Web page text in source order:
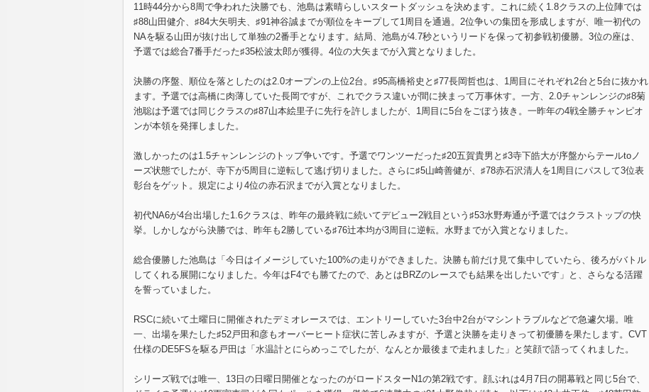
11時44分から8周で争われた決勝でも、池島は素晴らしいスタートダッシュを決めます。これに続く1.8クラスの上位陣では
♯88山田健介、♯84大矢明夫、♯91神谷誠までが順位をキープして1周目を通過。2位争いの集団を形成しますが、唯一初代の
NAを駆る山田が抜け出して単独の2番手となります。結局、池島が4.7秒というリードを保って初参戦初優勝。3位の座は、
予選では総合7番手だった♯35松波太郎が獲得。4位の大矢までが入賞となりました。
決勝の序盤、順位を落としたのは2.0オープンの上位2台。♯95高橋裕史と♯77長岡哲也は、1周目にそれぞれ2台と5台に抜かれ
ます。予選では高橋に肉薄していた長岡ですが、これでクラス違いが間に挟まって万事休す。一方、2.0チャンレンジの♯8菊
池聡は予選では同じクラスの♯87山本絵里子に先行を許しましたが、1周目に5台をごぼう抜き。一昨年の4戦全勝チャンピオ
ンが本領を発揮しました。
激しかったのは1.5チャンレンジのトップ争いです。予選でワンツーだった♯20五賀貴男と♯3寺下皓大が序盤からテールtoノ
ーズ状態でしたが、寺下が5周目に逆転して逃げ切りました。さらに♯5山崎善健が、♯78赤石沢清人を1周目にパスして3位表
彰台をゲット。規定により4位の赤石沢までが入賞となりました。
初代NA6が4台出場した1.6クラスは、昨年の最終戦に続いてデビュー2戦目という♯53水野寿通が予選ではクラストップの快
挙。しかしながら決勝では、昨年も2勝している♯76辻本均が3周目に逆転。水野までが入賞となりました。
総合優勝した池島は「今日はイメージしていた100%の走りができました。決勝も前だけ見て集中していたら、後ろがバトル
してくれる展開になりました。今年はF4でも勝てたので、あとはBRZのレースでも結果を出したいです」と、さらなる活躍
を誓っていました。
RSCに続いて土曜日に開催されたデミオレースでは、エントリーしていた3台中2台がマシントラブルなどで急遽欠場。唯
一、出場を果たした♯52戸田和彦もオーバーヒート症状に苦しみますが、予選と決勝を走りきって初優勝を果たします。CVT
仕様のDE5FSを駆る戸田は「水温計とにらめっこでしたが、なんとか最後まで走れました」と笑顔で語ってくれました。
シリーズ戦では唯一、13日の日曜日開催となったのがロードスターN1の第2戦です。顔ぶれは4月7日の開幕戦と同じ5台で、